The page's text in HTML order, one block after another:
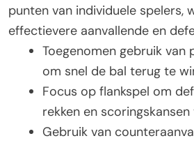
punten van individuele spelers,
effectievere aanvallende en
Toegenomen gebruik
om snel de bal terug te
Focus op flankspel om
rekken en
Gebruik van